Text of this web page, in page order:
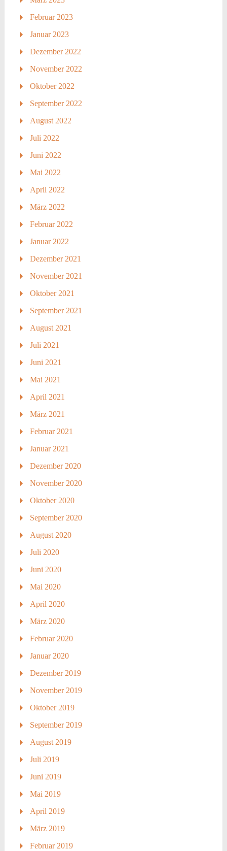
Februar 2023
Januar 2023
Dezember 2022
November 2022
Oktober 2022
September 2022
August 2022
Juli 2022
Juni 2022
Mai 2022
April 2022
März 2022
Februar 2022
Januar 2022
Dezember 2021
November 2021
Oktober 2021
September 2021
August 2021
Juli 2021
Juni 2021
Mai 2021
April 2021
März 2021
Februar 2021
Januar 2021
Dezember 2020
November 2020
Oktober 2020
September 2020
August 2020
Juli 2020
Juni 2020
Mai 2020
April 2020
März 2020
Februar 2020
Januar 2020
Dezember 2019
November 2019
Oktober 2019
September 2019
August 2019
Juli 2019
Juni 2019
Mai 2019
April 2019
März 2019
Februar 2019